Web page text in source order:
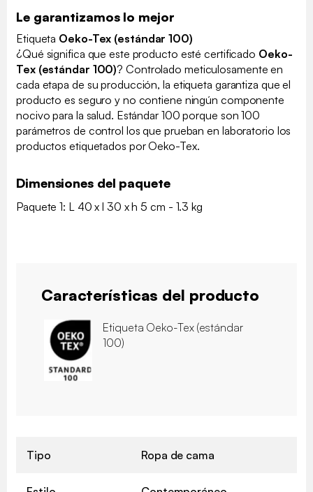
Le garantizamos lo mejor
Etiqueta Oeko-Tex (estándar 100)
¿Qué significa que este producto esté certificado Oeko-
Tex (estándar 100)? Controlado meticulosamente en
cada etapa de su producción, la etiqueta garantiza que el
producto es seguro y no contiene ningún componente
nocivo para la salud. Estándar 100 porque son 100
parámetros de control los que prueban en laboratorio los
productos etiquetados por Oeko-Tex.
Dimensiones del paquete
Paquete 1: L 40 x l 30 x h 5 cm - 1.3 kg
Características del producto
Etiqueta Oeko-Tex (estándar
100)
Tipo Ropa de cama